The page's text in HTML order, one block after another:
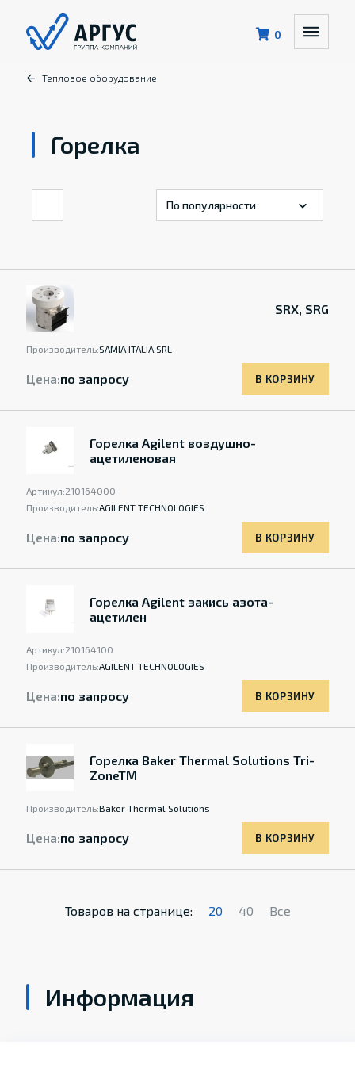
0
Тепловое оборудование
Горелка
SRX, SRG
Производитель:SAMIA ITALIA SRL
Цена:по запросу В КОРЗИНУ
Горелка Agilent воздушно-
ацетиленовая
Артикул:210164000
Производитель:AGILENT TECHNOLOGIES
Цена:по запросу В КОРЗИНУ
Горелка Agilent закись азота-
ацетилен
Артикул:210164100
Производитель:AGILENT TECHNOLOGIES
Цена:по запросу В КОРЗИНУ
Горелка Baker Thermal Solutions Tri-
ZoneTM
Производитель:Baker Thermal Solutions
Цена:по запросу В КОРЗИНУ
Товаров на странице: 20 40 Все
Информация